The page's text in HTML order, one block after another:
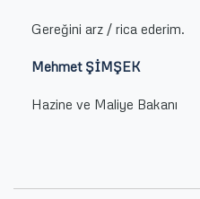
Gereğini arz / rica ederim.
Mehmet ŞİMŞEK
Hazine ve Maliye Bakanı